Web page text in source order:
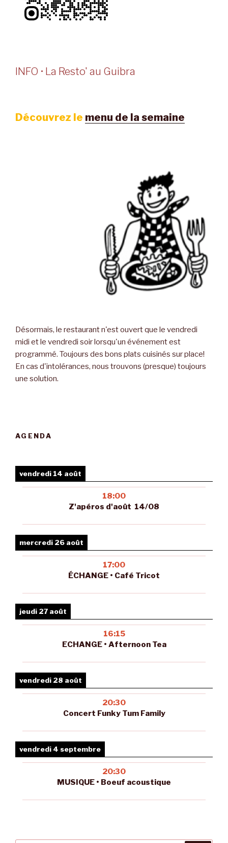
INFO • La Resto' au Guibra
Découvrez le menu de la semaine
Désormais, le restaurant n'est ouvert que le vendredi
midi et le vendredi soir lorsqu'un événement est
programmé. Toujours des bons plats cuisinés sur place!
En cas d'intolérances, nous trouvons (presque) toujours
une solution.
AGENDA
vendredi 14 août
18:00
Z'apéros d'août 14/08
mercredi 26 août
17:00
ÉCHANGE • Café Tricot
jeudi 27 août
16:15
ECHANGE • Afternoon Tea
vendredi 28 août
20:30
Concert Funky Tum Family
vendredi 4 septembre
20:30
MUSIQUE • Boeuf acoustique